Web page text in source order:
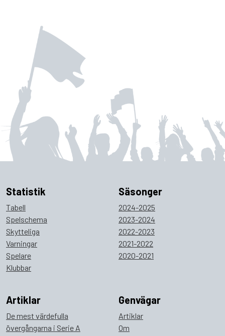
Statistik
Tabell
Spelschema
Skytteliga
Varningar
Spelare
Klubbar
Säsonger
2024-2025
2023-2024
2022-2023
2021-2022
2020-2021
Artiklar
De mest värdefulla
övergångarna i Serie A
Genvägar
Artiklar
Om